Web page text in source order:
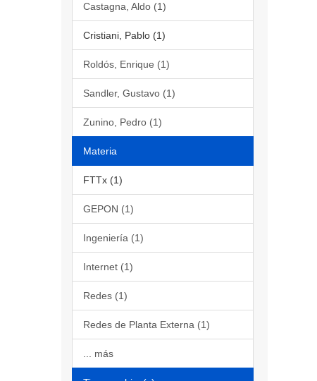
Castagna, Aldo (1)
Cristiani, Pablo (1)
Roldós, Enrique (1)
Sandler, Gustavo (1)
Zunino, Pedro (1)
Materia
FTTx (1)
GEPON (1)
Ingeniería (1)
Internet (1)
Redes (1)
Redes de Planta Externa (1)
... más